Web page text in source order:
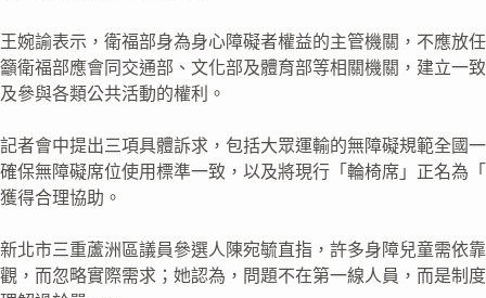
王婉諭表示，衛福部身為身心障礙者權益的主管機關，不應放
籲衛福部應會同交通部、文化部及體育部等相關機關，建立一
及參與各類公共活動的權利。
記者會中提出三項具體訴求，包括大眾運輸的無障礙規範全國
確保無障礙席位使用標準一致，以及將現行「輪椅席」正名為
獲得合理協助。
新北市三重蘆洲區議員參選人陳宛毓直指，許多身障兒童需依
觀，而忽略實際需求；她認為，問題不在第一線人員，而是制